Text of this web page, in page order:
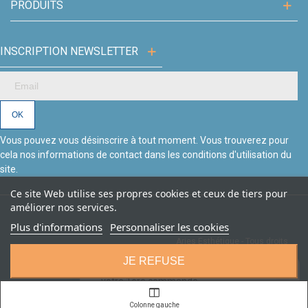
Ce site Web utilise ses propres cookies et ceux de tiers pour
améliorer nos services.
Plus d'informations Personnaliser les cookies
JE REFUSE
J'ACCEPTE
PRODUITS
INSCRIPTION NEWSLETTER
Vous pouvez vous désinscrire à tout moment. Vous trouverez pour
cela nos informations de contact dans les conditions d'utilisation du
site.
votre 1ère commande
avec le code
Colonne gauche